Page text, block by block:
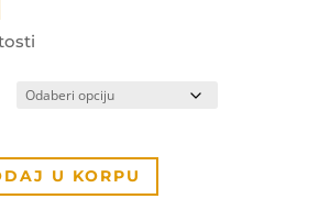
U KORPU